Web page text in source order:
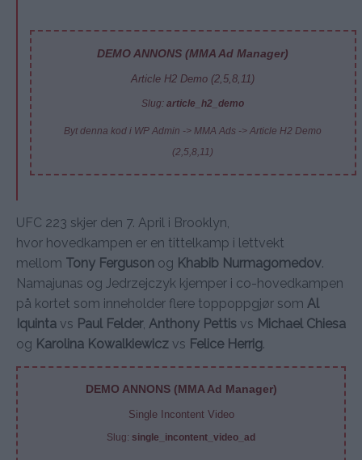
DEMO ANNONS (MMA Ad Manager)
Article H2 Demo (2,5,8,11)
Slug:article_h2_demo
Byt denna kod i WP Admin -> MMA Ads -> Article H2 Demo
(2,5,8,11)
UFC 223 skjer den 7. April i Brooklyn,
hvor hovedkampen er en tittelkamp i lettvekt
mellom Tony Ferguson og Khabib Nurmagomedov.
Namajunas og Jedrzejczyk kjemper i co-hovedkampen
på kortet som inneholder flere toppoppgjør som Al
Iquinta vs Paul Felder, Anthony Pettis vs Michael Chiesa
og Karolina Kowalkiewicz vs Felice Herrig.
DEMO ANNONS (MMA Ad Manager)
Single Incontent Video
Slug: single_incontent_video_ad